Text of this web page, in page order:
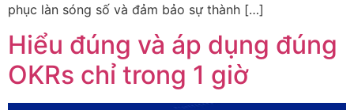
phục làn sóng số và đảm bảo sự thành […]
Hiểu đúng và áp dụng đúng
OKRs chỉ trong 1 giờ